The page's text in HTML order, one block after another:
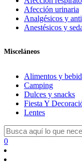
Afección urinaria
Analgésicos y
Anestésicos y
Misceláneos
Alimentos y
Camping
Dulces y snacks
Fiesta Y
Lentes
0